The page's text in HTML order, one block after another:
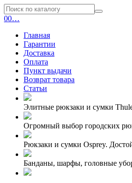
00…
Главная
Гарантии
Доставка
Оплата
Пункт выдачи
Возврат товара
Статьи
Элитные рюкзаки и сумки
Огромный выбор городских
Рюкзаки и сумки Osprey.
Банданы, шарфы, головные